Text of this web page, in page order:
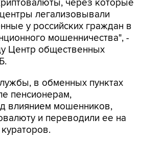
через которые
легализовывали
у российских граждан в
мошенничества", -
Центр общественных
в обменных пунктах
пенсионерам,
влиянием мошенников,
и переводили ее на